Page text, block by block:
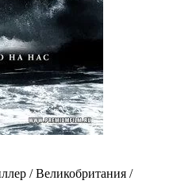
/ Великобритания /